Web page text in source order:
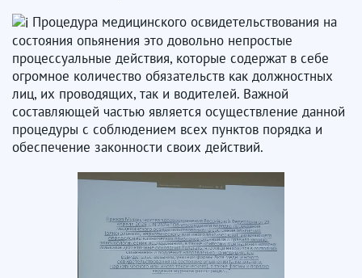
Процедура медицинского освидетельствования на
состояния опьянения это довольно непростые
процессуальные действия, которые содержат в себе
огромное количество обязательств как должностных
лиц, их проводящих, так и водителей. Важной
составляющей частью является осуществление данной
процедуры с соблюдением всех пунктов порядка и
обеспечение законности своих действий.